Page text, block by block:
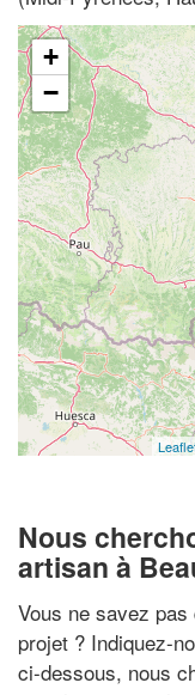
+
−
Nous
artisan à
Vous ne savez
projet ? Indiquez-
ci-dessous, nous